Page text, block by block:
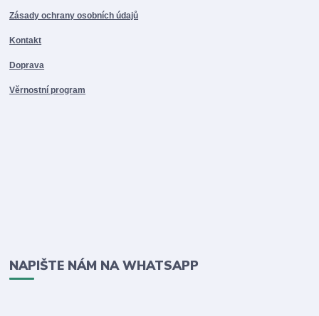
Zásady ochrany osobních údajů
Kontakt
Doprava
Věrnostní program
NAPIŠTE NÁM NA WHATSAPP